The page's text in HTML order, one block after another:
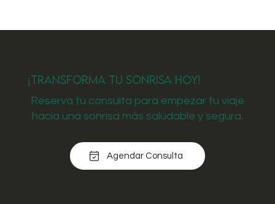
¡Transforma tu Sonrisa Hoy!
Reserva tu consulta para empezar tu viaje
hacia una sonrisa más saludable y segura.
Agendar Consulta